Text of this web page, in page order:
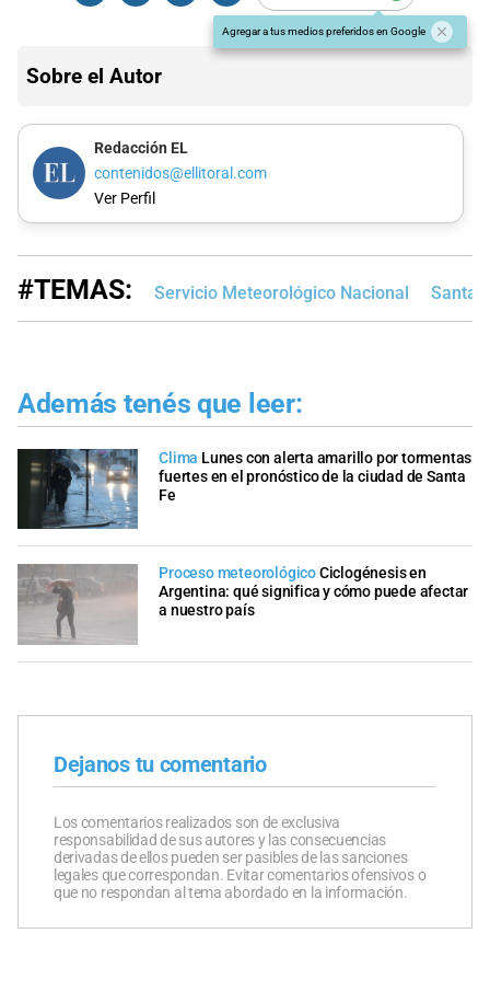
Agregar a tus medios preferidos en Google
Sobre el Autor
Redacción EL
contenidos@ellitoral.com
Ver Perfil
#TEMAS: Servicio Meteorológico Nacional Santa
Además tenés que leer:
Clima Lunes con alerta amarillo por tormentas
fuertes en el pronóstico de la ciudad de Santa
Fe
Proceso meteorológicoCiclogénesis en
Argentina: qué significa y cómo puede afectar
a nuestro país
Dejanos tu comentario
Los comentarios realizados son de exclusiva
responsabilidad de sus autores y las consecuencias
derivadas de ellos pueden ser pasibles de las sanciones
legales que correspondan. Evitar comentarios ofensivos o
que no respondan al tema abordado en la información.